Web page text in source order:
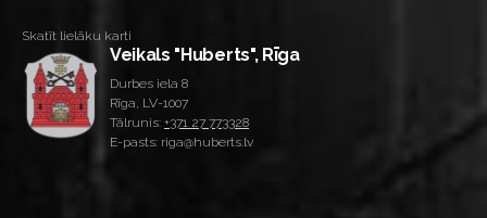
Skatīt lielāku karti
Veikals "Huberts", Rīga
Durbes iela 8
Rīga, LV-1007
Tālrunis: +371 27 773328
E-pasts: riga@huberts.lv